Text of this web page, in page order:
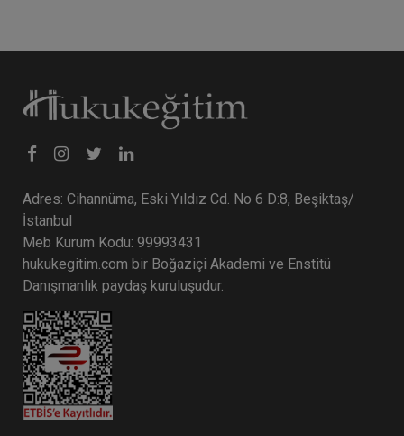
Adres: Cihannüma, Eski Yıldız Cd. No 6 D:8, Beşiktaş/
İstanbul
Meb Kurum Kodu: 99993431
hukukegitim.com bir Boğaziçi Akademi ve Enstitü
Danışmanlık paydaş kuruluşudur.